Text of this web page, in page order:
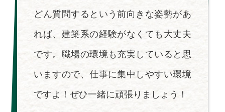
どん質問するという前向きな姿勢があ
れば、建築系の経験がなくても大丈夫
です。職場の環境も充実していると思
いますので、仕事に集中しやすい環境
ですよ！ぜひ一緒に頑張りましょう！